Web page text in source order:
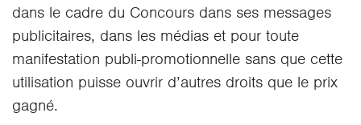
dans le cadre du Concours dans ses messages
publicitaires, dans les médias et pour toute
manifestation publi-promotionnelle sans que cette
utilisation puisse ouvrir d’autres droits que le prix
gagné.